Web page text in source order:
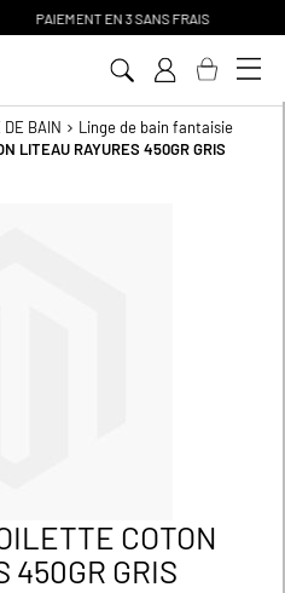
3 SANS FRAIS
DE BAIN
Linge de bain fantaisie
LITEAU RAYURES 450GR GRIS
COTON
450GR GRIS